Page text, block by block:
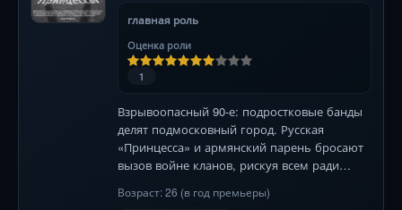
главная роль
Оценка роли
1
Взрывоопасный 90-е: подростковые банды
делят подмосковный город. Русская
«Принцесса» и армянский парень бросают
вызов войне кланов, рискуя всем ради
реальность в духе «Ромео и Джульетты».
Возраст: 26 (в год премьеры)